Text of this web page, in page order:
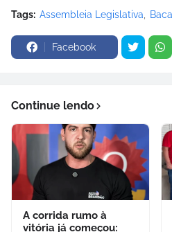
Tags: Assembleia Legislativa
Facebook
Continue lendo
A corrida rumo à
vitória já começou: